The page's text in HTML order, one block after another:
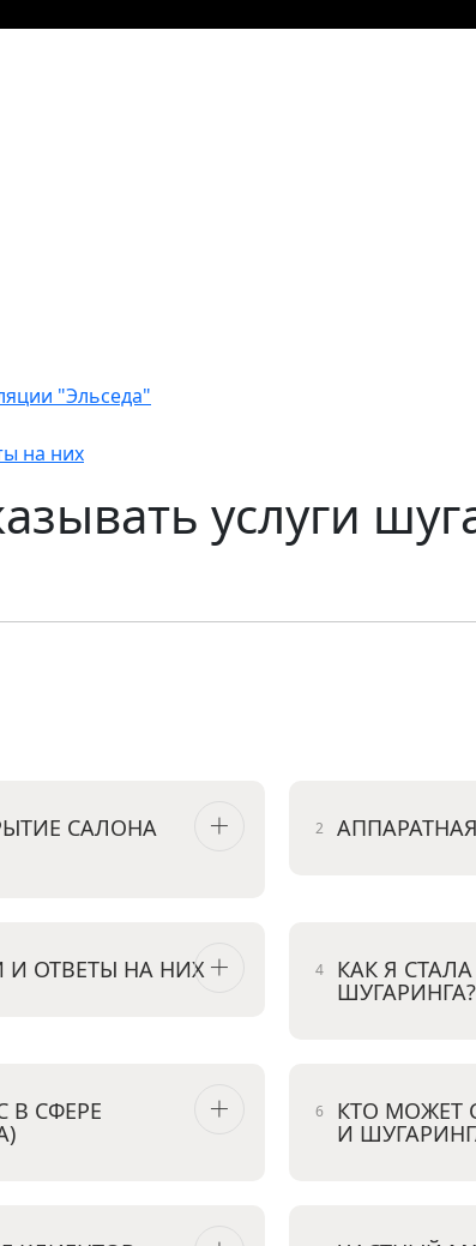
"Эльседа"
на них
услуги
САЛОНА
ОТВЕТЫ НА НИХ КАК Я
В СФЕРЕ КТО МОЖЕТ
И